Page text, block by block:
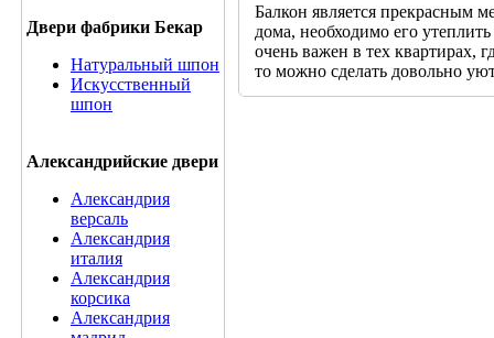
Двери фабрики Бекар
Натуральный шпон
Искусственный
шпон
Александрийские двери
Александрия
версаль
Александрия
италия
Александрия
корсика
Александрия
Балкон является прекрасным
дома, необходимо его
очень важен в тех квартирах,
то можно сделать довольно